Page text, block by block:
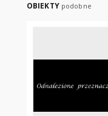
OBIEKTY podobne